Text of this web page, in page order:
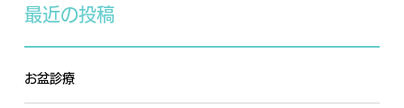
最近の投稿
お盆診療